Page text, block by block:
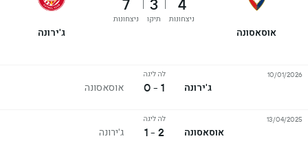
אוסאסונה
4
ניצחונות
3
תיקו
7
ניצחונות
ג'ירונה
ג'ירונה
לה ליגה
1 - 0 אוסאסונה
10/01/2026
אוסאסונה
לה ליגה
2 - 1 ג'ירונה
13/04/2025